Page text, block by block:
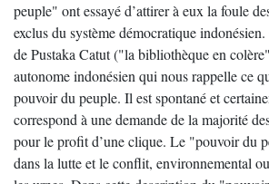
peuple" ont essayé d’attirer à eux la foule
exclus du système démocratique
de Pustaka Catut ("la bibliothèque en
autonome indonésien qui nous rappelle ce
pouvoir du peuple. Il est spontané et
correspond à une demande de la majorité
pour le profit d’une clique. Le "pouvoir du
dans la lutte et le conflit, environnemental